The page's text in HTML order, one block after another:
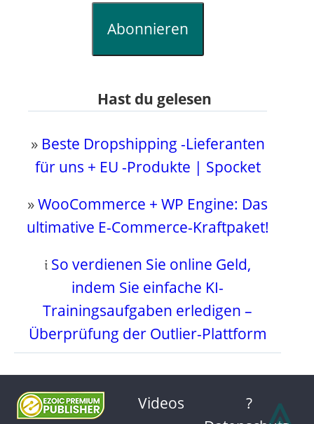
Abonnieren
Hast du gelesen
» Beste Dropshipping -Lieferanten
für uns + EU -Produkte | Spocket
»WooCommerce + WP Engine: Das
ultimative E-Commerce-Kraftpaket!
𝔦 So verdienen Sie online Geld,
indem Sie einfache KI-
Trainingsaufgaben erledigen –
Überprüfung der Outlier-Plattform
Videos
?